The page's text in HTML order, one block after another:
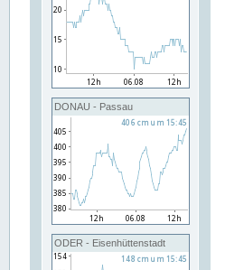
DONAU - Passau
ODER - Eisenhüttenstadt